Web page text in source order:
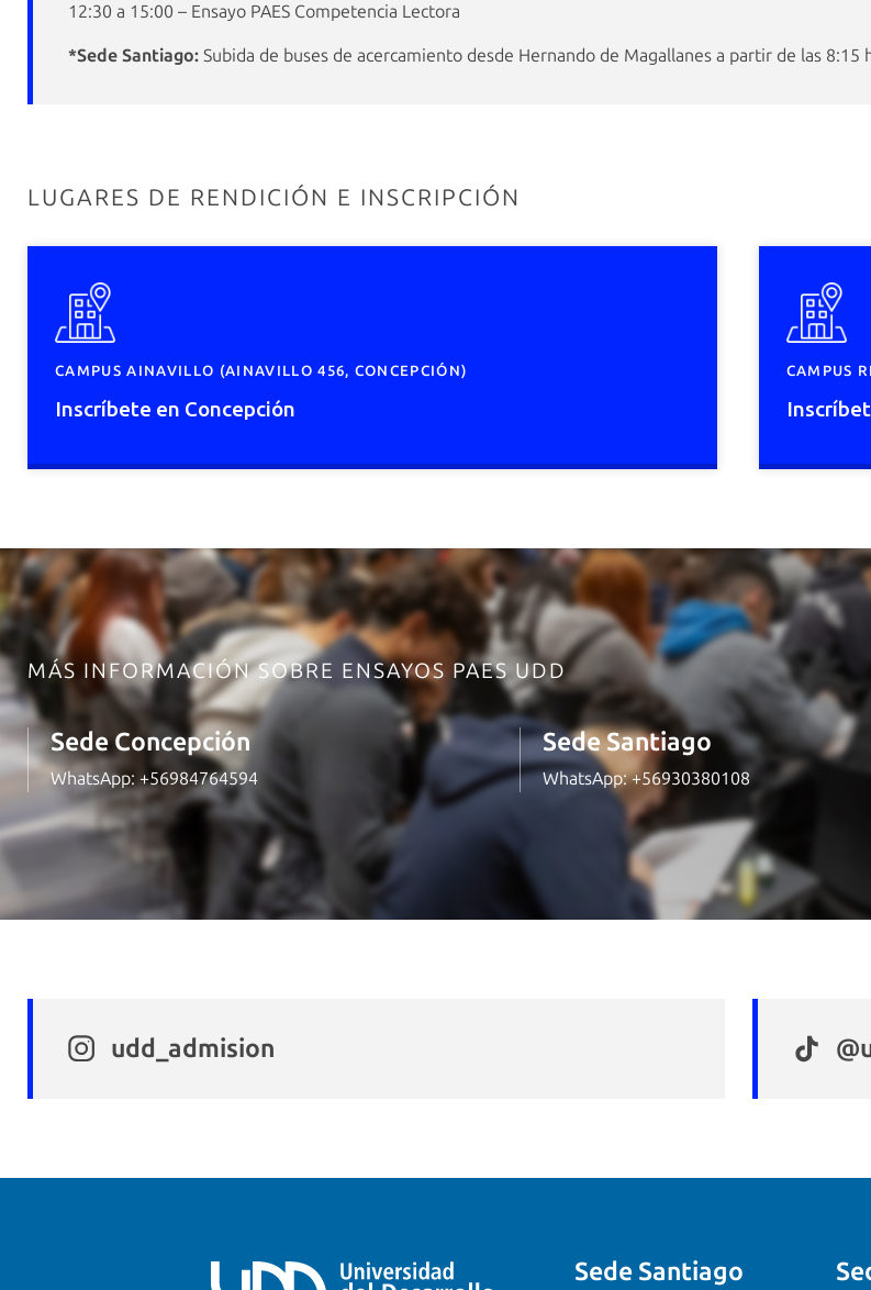
12:30 a 15:00 – Ensayo PAES Competencia Lectora
*Sede Santiago: Subida de buses de acercamiento desde Hernando de Magallanes a partir de las 8:15
LUGARES DE RENDICIÓN E INSCRIPCIÓN
CAMPUS AINAVILLO (AINAVILLO 456, CONCEPCIÓN)
Inscríbete en Concepción
CAMPUS
MÁS INFORMACIÓN SOBRE ENSAYOS PAES UDD
Sede Concepción
WhatsApp: +56984764594
Sede Santiago
WhatsApp:+56930380108
udd_admision
Sede Santiago